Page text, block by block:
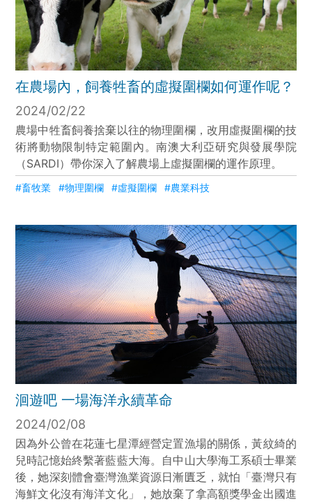
在農場內，飼養牲畜的虛擬圍欄如何運作呢？
2024/02/22
農場中牲畜飼養捨棄以往的物理圍欄，改用虛擬圍欄的技
術將動物限制特定範圍內。南澳大利亞研究與發展學院
（SARDI）帶你深入了解農場上虛擬圍欄的運作原理。
#畜牧業 #物理圍欄 #虛擬圍欄 #農業科技
洄遊吧 一場海洋永續革命
2024/02/08
因為外公曾在花蓮七星潭經營定置漁場的關係，黃紋綺的
兒時記憶始終繫著藍藍大海。自中山大學海工系碩士畢業
後，她深刻體會臺灣漁業資源日漸匱乏，就怕「臺灣只有
海鮮文化沒有海洋文化」，她放棄了拿高額獎學金出國進